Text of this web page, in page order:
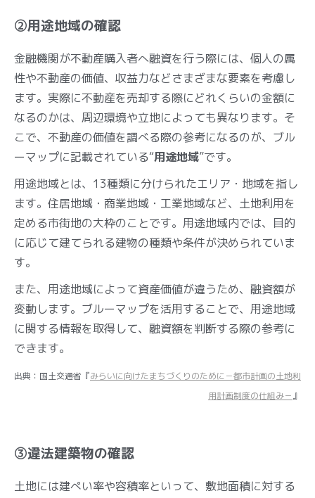
②用途地域の確認
金融機関が不動産購入者へ融資を行う際には、個人の属
性や不動産の価値、収益力などさまざまな要素を考慮し
ます。実際に不動産を売却する際にどれくらいの金額に
なるのかは、周辺環境や立地によっても異なります。そ
こで、不動産の価値を調べる際の参考になるのが、ブル
ーマップに記載されている“用途地域”です。
用途地域とは、13種類に分けられたエリア・地域を指し
ます。住居地域・商業地域・工業地域など、土地利用を
定める市街地の大枠のことです。用途地域内では、目的
に応じて建てられる建物の種類や条件が決められていま
す。
また、用途地域によって資産価値が違うため、融資額が
変動します。ブルーマップを活用することで、用途地域
に関する情報を取得して、融資額を判断する際の参考に
できます。
出典：国土交通省『みらいに向けたまちづくりのために－都市計画の土地利
用計画制度の仕組み－』
③違法建築物の確認
土地には建ぺい率や容積率といって、敷地面積に対する